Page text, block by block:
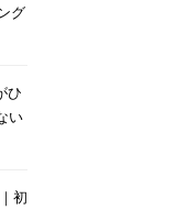
グ
ひ
い
初